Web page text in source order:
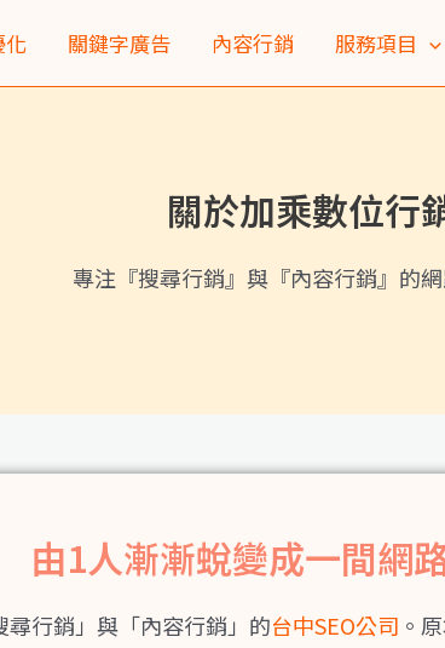
化 關鍵字廣告 內容行銷 服務項目
關於加乘數位行
專注『搜尋行銷』與『內容行銷』的
由1人漸漸蛻變成一間網
尋行銷」與「內容行銷」的台中SEO公司 。